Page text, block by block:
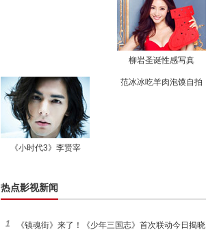
柳岩圣诞性感写真
《小时代3》李贤宰
范冰冰吃羊肉泡馍自拍
热点影视新闻
1 《镇魂街》来了！《少年三国志》首次联动今日揭晓